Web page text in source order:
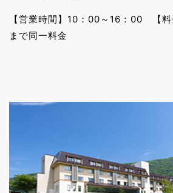
【営業時間】10：00～16：00 【
まで同一料金